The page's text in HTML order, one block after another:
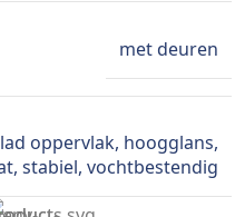
met deuren
oppervlak, hoogglans,
, stabiel, vochtbestendig